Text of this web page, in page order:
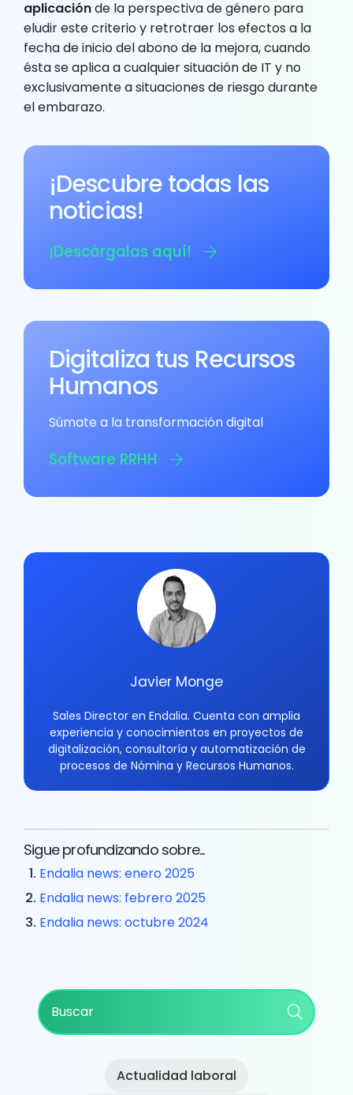
aplicaciónde la perspectiva de género para
eludir este criterio y retrotraer los efectos a la
fecha de inicio del abono de la mejora, cuando
ésta se aplica a cualquier situación de IT y no
exclusivamente a situaciones de riesgo durante
el embarazo.
¡Descubre todas las
noticias!
¡Descárgalas aquí!
Digitaliza tus Recursos
Humanos
Súmate a la transformación digital
Software RRHH
Javier Monge
Sales Director en Endalia. Cuenta con amplia
experiencia y conocimientos en proyectos de
digitalización, consultoría y automatización de
procesos de Nómina y Recursos Humanos.
Sigue profundizando sobre...
Endalia news: enero 2025
Endalia news: febrero 2025
Endalia news: octubre 2024
Primary
Sidebar
Actualidad laboral